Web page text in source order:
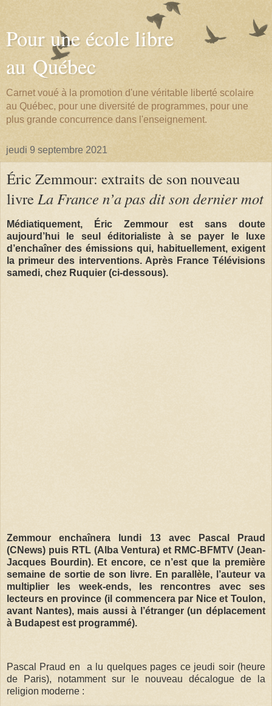
Pour une école libre
au Québec
Carnet voué à la promotion d'une véritable liberté scolaire
au Québec, pour une diversité de programmes, pour une
plus grande concurrence dans l'enseignement.
jeudi 9 septembre 2021
Éric Zemmour: extraits de son nouveau
livreLa France n’a pas dit son dernier mot
Médiatiquement, Éric Zemmour est sans doute
aujourd’hui le seul éditorialiste à se payer le luxe
d’enchaîner des émissions qui, habituellement, exigent
la primeur des interventions. Après France Télévisions
samedi, chez Ruquier (ci-dessous).
Zemmour enchaînera lundi 13 avec Pascal Praud
(CNews) puis RTL (Alba Ventura) et RMC-BFMTV (Jean-
Jacques Bourdin). Et encore, ce n’est que la première
semaine de sortie de son livre. En parallèle, l’auteur va
multiplier les week-ends, les rencontres avec ses
lecteurs en province (il commencera par Nice et Toulon,
avant Nantes), mais aussi à l’étranger (un déplacement
à Budapest est programmé).
Pascal Praud en a lu quelques pages ce jeudi soir (heure
de Paris), notamment sur le nouveau décalogue de la
religion moderne :